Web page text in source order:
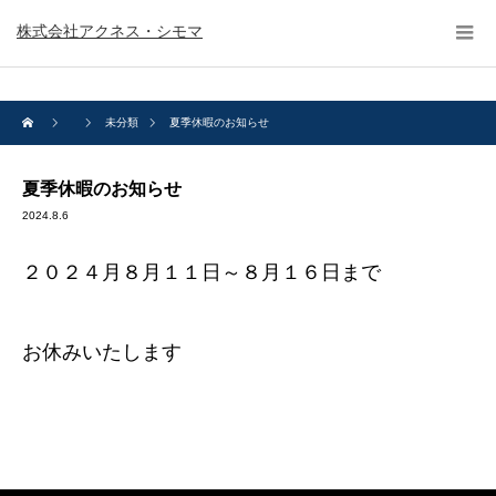
株式会社アクネス・シモマ
未分類 夏季休暇のお知らせ
夏季休暇のお知らせ
2024.8.6
２０２４月８月１１日～８月１６日まで
お休みいたします